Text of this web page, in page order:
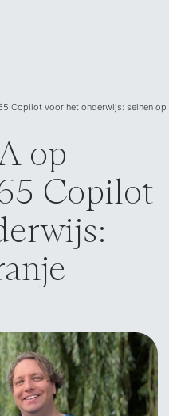
op
Copilot
Copilot voor het onderwijs: seinen op